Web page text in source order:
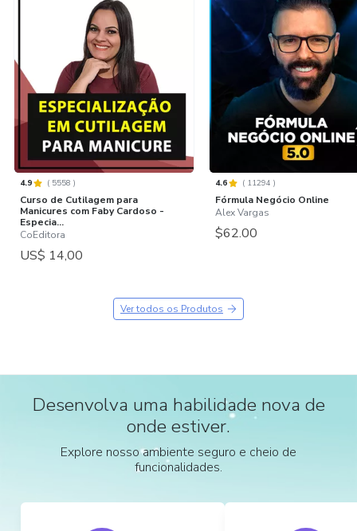
4.9 ( 5558 )
Curso de Cutilagem para
Manicures com Faby Cardoso -
Especia...
CoEditora
US$ 14,00
4.6 ( 11294 )
Fórmula Negócio Online
Alex Vargas
$62.00
Ver todos os Produtos
Desenvolva uma habilidade nova de
onde estiver.
Explore nosso ambiente seguro e cheio de
funcionalidades.